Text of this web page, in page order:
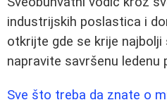
industrijskih poslastica i
otkrijte gde se krije najbolji
napravite savršenu ledenu
Sve što treba da znate o